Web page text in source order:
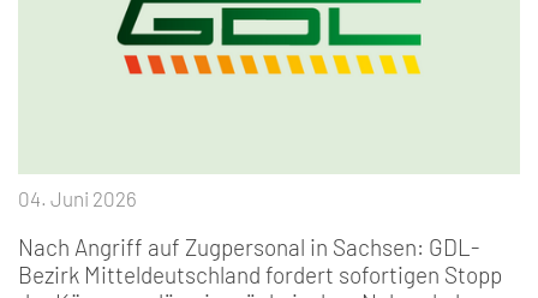
04. Juni 2026
Nach Angriff auf Zugpersonal in Sachsen: GDL-
Bezirk Mitteldeutschland fordert sofortigen Stopp